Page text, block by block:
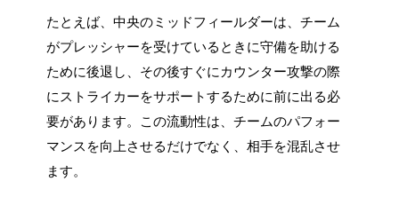
たとえば、中央のミッドフィールダーは、チーム
がプレッシャーを受けているときに守備を助ける
ために後退し、その後すぐにカウンター攻撃の際
にストライカーをサポートするために前に出る必
要があります。この流動性は、チームのパフォー
マンスを向上させるだけでなく、相手を混乱させ
ます。